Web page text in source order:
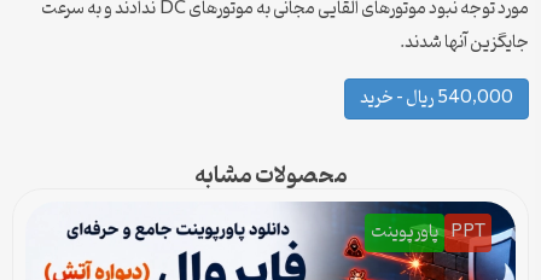
مورد توجه نبود موتورهای القایی مجانی به موتورهای DC ندادند و به سرعت
جایگزین آنها شدند.
540,000 ریال – خرید
محصولات مشابه
PPT پاورپوینت